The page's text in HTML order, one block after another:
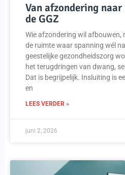
Van afzondering
de GGZ
Wie afzondering wil afbouwen,
de ruimte waar spanning wél
geestelijke gezondheidszorg
het terugdringen van dwang,
Dat is begrijpelijk. Insluiting is
en
LEES VERDER »
juni 2, 2026